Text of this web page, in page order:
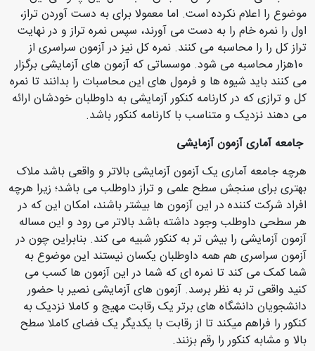
موضوع را اعلام نکرده است. اما معمولا برای به دست آوردن تراز،
اول را نمره خام را به دست می آورند، سپس نمره تراز و در نهایت
تراز کل را را محاسبه می کنند. نمره کل نیز در آزمون سراسری از
10هزار محاسبه می شود. موسساتی که آزمون های آزمایشی برگزار
می کنند باید شیوه ها و فرمول های این محاسبات را بدانند تا نمره
کل و ترازی که در کارنامه کنکور آزمایشی به داوطلبان خودشان ارائه
می دهند نزدیک و متناسب با کارنامه کنکور باشد.
جامعه آماری آزمون آزمایشی
هرچه جامعه آماری یک آزمون آزمایشی بالاتر و واقعی باشد ملاک
بهتری برای سنجش سطح علمی و تراز داوطلب می باشد؛ زیرا هرچه
افراد شرکت کننده در این آزمون ها بیشتر باشند، امکان این که در
هر سطحی داوطلب وجود داشته باشد بالاتر می رود و این مساله
آزمون آزمایشی را بیش تر به کنکور شبیه می کند. بنابراین چون در
آزمون سراسری هم همه داوطلبان یکسان نیستند این موضوع به
شما کمک می کند تا نمره ای که شما در این آزمون ها کسب می
کنید واقعی تر به نظر برسد. آزمون های آزمایشی نصیر با حضور
دانشجویان دانشگاه های برتر یک رقابت مهیج و کاملا نزدیک به
کنکور را فراهم میکند تا از رقابت با یکدیگر یک فضای کاملا سطح
بالا و مشابه کنکور را رقم بزنند.